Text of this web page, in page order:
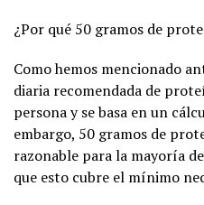
¿Por qué 50 gramos de
Como hemos mencionado
diaria recomendada de
persona y se basa en un
embargo, 50 gramos de
razonable para la mayoría
que esto cubre el mínimo